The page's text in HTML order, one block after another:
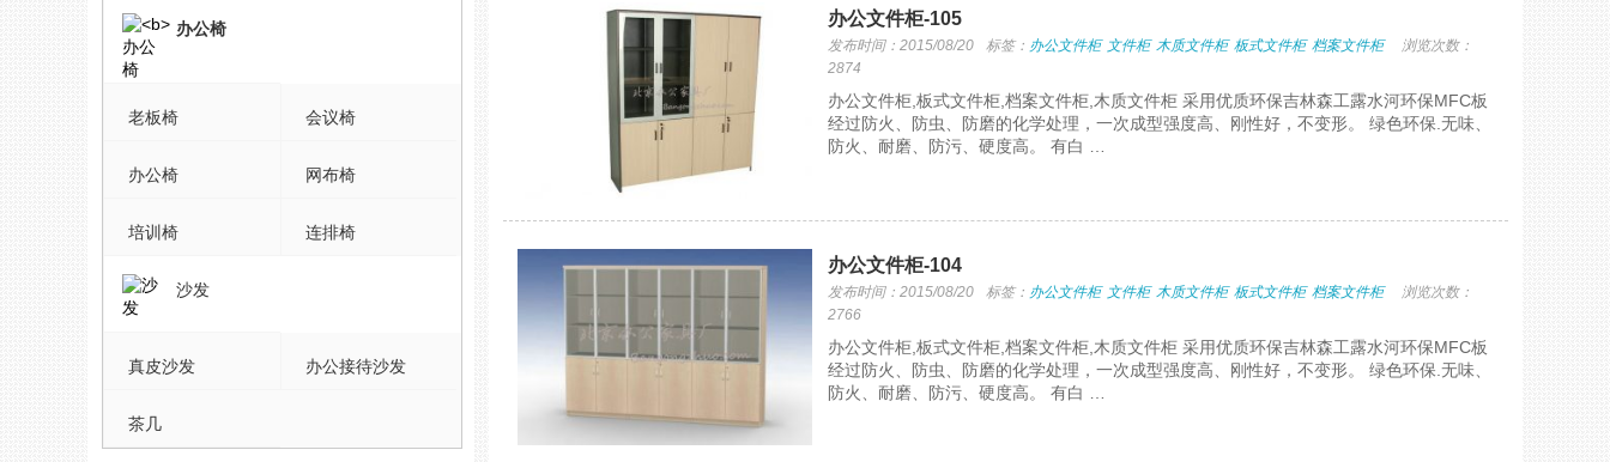
办公椅
老板椅 会议椅
办公椅 网布椅
培训椅 连排椅
沙发
真皮沙发 办公接待沙发
茶几
办公文件柜-105
发布时间：2015/08/20 标签： 办公文件柜 文件柜 木质文件柜 板式文件柜 档案文件柜
浏览次数：
2874
办公文件柜,板式文件柜,档案文件柜,木质文件柜 采用优质环保吉林森工露水河环保MFC板
经过防火、防虫、防磨的化学处理，一次成型强度高、刚性好，不变形。 绿色环保.无味、
防火、耐磨、防污、硬度高。 有白 …
办公文件柜-104
发布时间：2015/08/20 标签： 办公文件柜 文件柜 木质文件柜 板式文件柜 档案文件柜
浏览次数：
2766
办公文件柜,板式文件柜,档案文件柜,木质文件柜 采用优质环保吉林森工露水河环保MFC板
经过防火、防虫、防磨的化学处理，一次成型强度高、刚性好，不变形。 绿色环保.无味、
防火、耐磨、防污、硬度高。 有白 …